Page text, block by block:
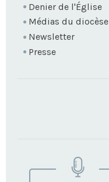
Denier de l'Église
Médias du diocèse
Newsletter
Presse